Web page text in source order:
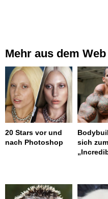
Mehr aus dem Web
20 Stars vor und
nach Photoshop
sich zum